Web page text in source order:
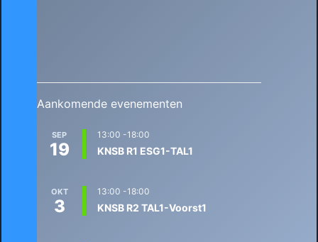
Aankomende evenementen
SEP
19
13:00 -18:00
KNSB R1 ESG1-TAL1
OKT
3
13:00 -18:00
KNSB R2 TAL1-Voorst1